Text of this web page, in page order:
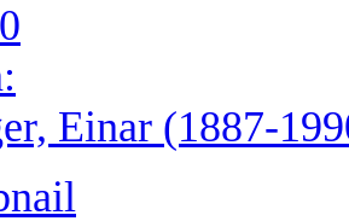
Einar (1887-